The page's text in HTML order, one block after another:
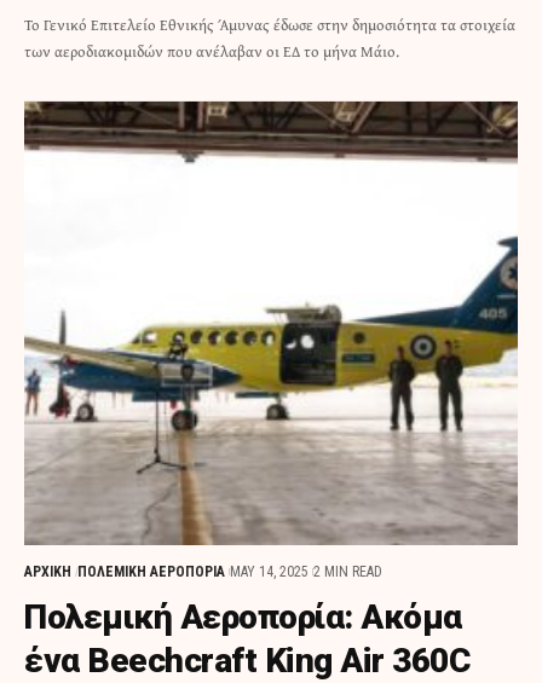
Το Γενικό Επιτελείο Εθνικής Άμυνας έδωσε στην δημοσιότητα τα στοιχεία
των αεροδιακομιδών που ανέλαβαν οι ΕΔ το μήνα Μάιο.
ΑΡΧΙΚΗ ΠΟΛΕΜΙΚΗ ΑΕΡΟΠΟΡΙΑ MAY 14, 2025 2 MIN READ
Πολεμική Αεροπορία: Ακόμα
ένα Beechcraft King Air 360C